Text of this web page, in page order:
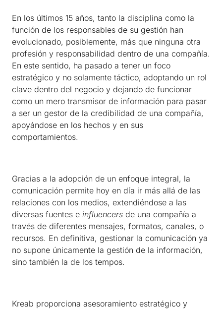
En los últimos 15 años, tanto la disciplina como la
función de los responsables de su gestión han
evolucionado, posiblemente, más que ninguna otra
profesión y responsabilidad dentro de una compañía.
En este sentido, ha pasado a tener un foco
estratégico y no solamente táctico, adoptando un rol
clave dentro del negocio y dejando de funcionar
como un mero transmisor de información para pasar
a ser un gestor de la credibilidad de una compañía,
apoyándose en los hechos y en sus
comportamientos.
Gracias a la adopción de un enfoque integral, la
comunicación permite hoy en día ir más allá de las
relaciones con los medios, extendiéndose a las
diversas fuentes e influencers de una compañía a
través de diferentes mensajes, formatos, canales, o
recursos. En definitiva, gestionar la comunicación ya
no supone únicamente la gestión de la información,
sino también la de los tempos.
Kreab proporciona asesoramiento estratégico y